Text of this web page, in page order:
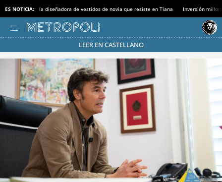
ES NOTICIA: la diseñadora de vestidos de novia que resiste en Tiana Inversión
LEER EN CASTELLANO
Pásate al MODO AHORRO